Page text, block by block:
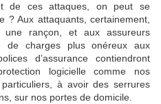
de ces attaques, on peut se
? Aux attaquants, certainement,
rançon, et aux assureurs
de charges plus onéreux aux
d’assurance contiendront
logicielle comme nos
à avoir des serrures
sur nos portes de domicile.